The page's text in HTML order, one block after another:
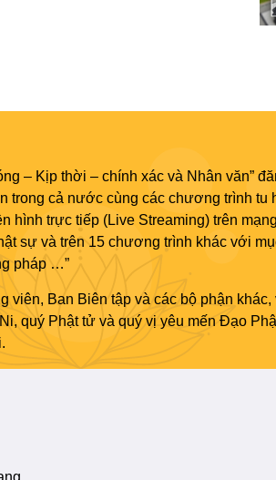
– Kịp thời – chính xác và Nhân văn”
trong cả nước cùng các chương trình tu
trực tiếp (Live Streaming) trên
sự và trên 15 chương trình khác với
pháp …”
viên, Ban Biên tập và các bộ phận
quý Phật tử và quý vị yêu mến Đạo